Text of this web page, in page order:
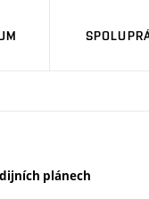
plánech